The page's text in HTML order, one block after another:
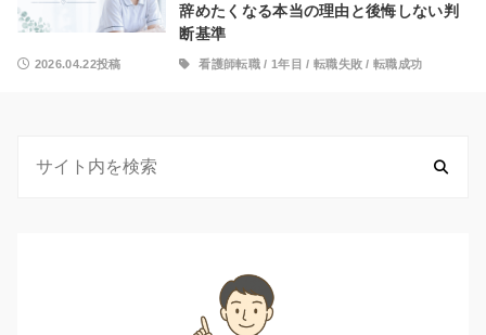
辞めたくなる本当の理由と後悔しない判
断基準
2026.04.22投稿 看護師転職/ 1年目 / 転職失敗 /転職成功